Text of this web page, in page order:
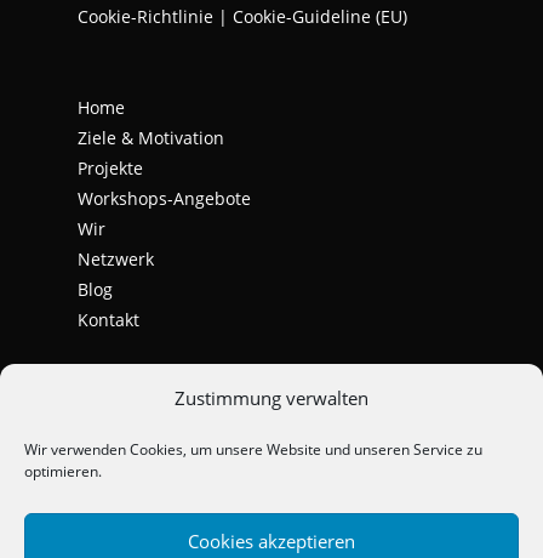
Zustimmung verwalten
Wir verwenden Cookies, um unsere Website und unseren Service zu
optimieren.
Cookies akzeptieren
Cookie-Richtlinie | Cookie-Guideline (EU)
Home
Ziele & Motivation
Projekte
Workshops-Angebote
Wir
Netzwerk
Blog
Kontakt